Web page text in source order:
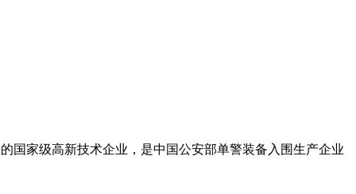
国家级高新技术企业，是中国公安部单警装备入围生产企业